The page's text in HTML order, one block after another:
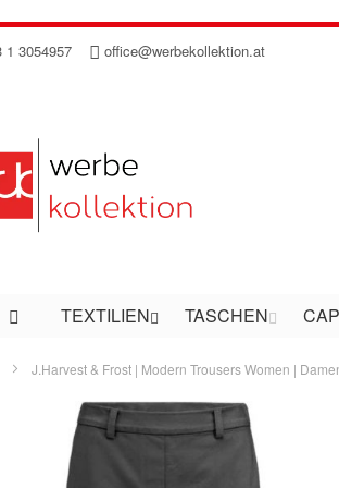
1 3054957 office@werbekollektion.at
TEXTILIEN TASCHEN
J.Harvest & Frost | Modern Trousers Women |